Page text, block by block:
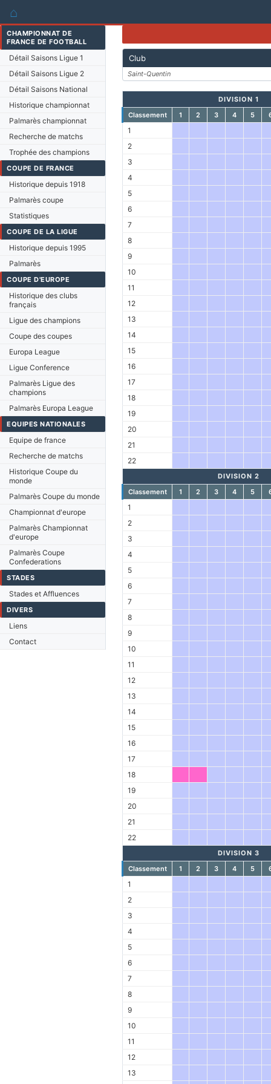
⌂
CHAMPIONNAT DE
FRANCE DE FOOTBALL
Détail Saisons Ligue 1
Détail Saisons Ligue 2
Détail Saisons National
Historique championnat
Palmarès championnat
Recherche de matchs
Trophée des champions
COUPE DE FRANCE
Historique depuis 1918
Palmarès coupe
Statistiques
COUPE DE LA LIGUE
Historique depuis 1995
Palmarès
COUPE D'EUROPE
Historique des clubs
français
Ligue des champions
Coupe des coupes
Europa League
Ligue Conference
Palmarès Ligue des
champions
Palmarès Europa League
EQUIPES NATIONALES
Equipe de france
Recherche de matchs
Historique Coupe du
monde
Palmarès Coupe du monde
Championnat d'europe
Palmarès Championnat
d'europe
Palmarès Coupe
Confederations
STADES
Stades et Affluences
DIVERS
Liens
Contact
Club
Saint-Quentin
DIVISION 1
Classement
1 2 3 4 5
1
2
3
4
5
6
7
8
9
10
11
12
13
14
15
16
17
18
19
20
21
22
DIVISION 2
Classement
1 2 3 4 5
1
2
3
4
5
6
7
8
9
10
11
12
13
14
15
16
17
18
19
20
21
22
DIVISION 3
Classement
1 2 3 4 5
1
2
3
4
5
6
7
8
9
10
11
12
13